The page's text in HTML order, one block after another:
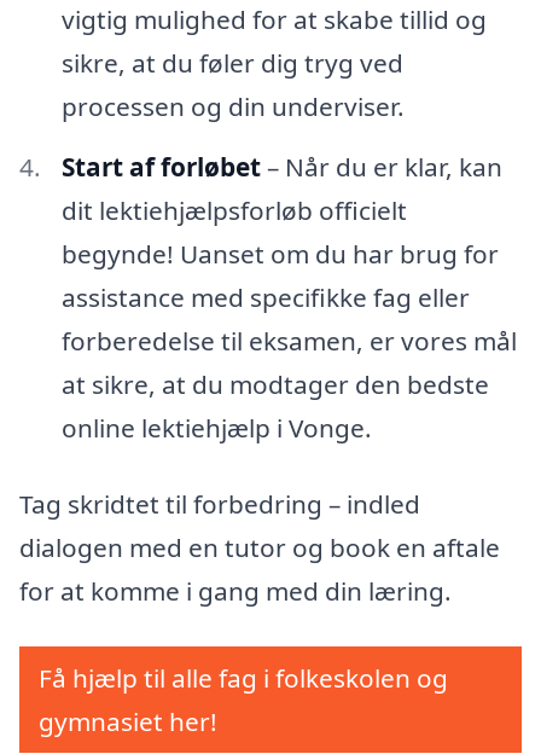
vigtig mulighed for at skabe tillid og
sikre, at du føler dig tryg ved
processen og din underviser.
Start af forløbet– Når du er klar, kan
dit lektiehjælpsforløb officielt
begynde! Uanset om du har brug for
assistance med specifikke fag eller
forberedelse til eksamen, er vores mål
at sikre, at du modtager den bedste
online lektiehjælp i Vonge.
Tag skridtet til forbedring – indled
dialogen med en tutor og book en aftale
for at komme i gang med din læring.
Få hjælp til alle fag i folkeskolen og
gymnasiet her!